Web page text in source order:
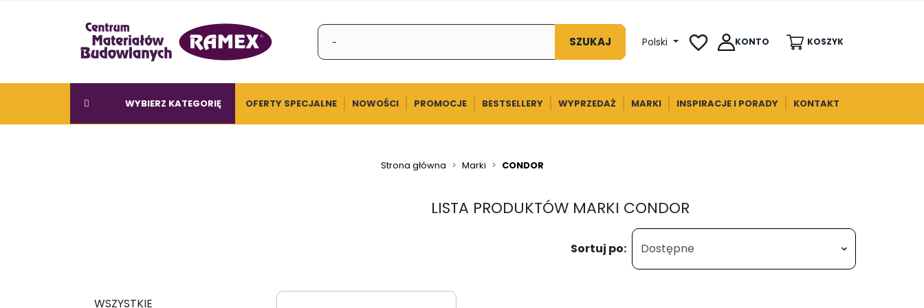
SZUKAJ Polski favorite_border KONTO KOSZYK
WYBIERZ KATEGORIĘ OFERTY SPECJALNE NOWOŚCI PROMOCJE BESTSELLERY WYPRZEDAŻ MARKI INSPIRACJE I PORADY KONTAKT
Strona główna Marki CONDOR
WSZYSTKIE
LISTA PRODUKTÓW MARKI CONDOR
Sortuj po: